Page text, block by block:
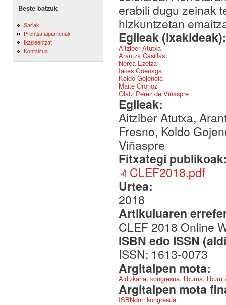
Beste batzuk
Sariak
Prentsa aipamenak
Ikasleentzat
Kontaktua
erabili dugu zeinak
hizkuntzetan
Egileak
Aitziber Atutxa
Arantza Casillas
Nerea Ezeiza
Iakes Goenaga
Koldo Gojenola
Maite Oronoz
Olatz Perez de Viñaspre
Egileak:
Aitziber Atutxa,
Fresno, Koldo
Viñaspre
Fitxategi
CLEF2018.pdf
Urtea:
2018
Artikuluaren
CLEF 2018 Online
ISBN edo ISSN
ISSN: 1613-0073
Argitalpen mota:
Aldizkaria, kongresua, liburua,
Argitalpen mota
ISBNdun kongresua